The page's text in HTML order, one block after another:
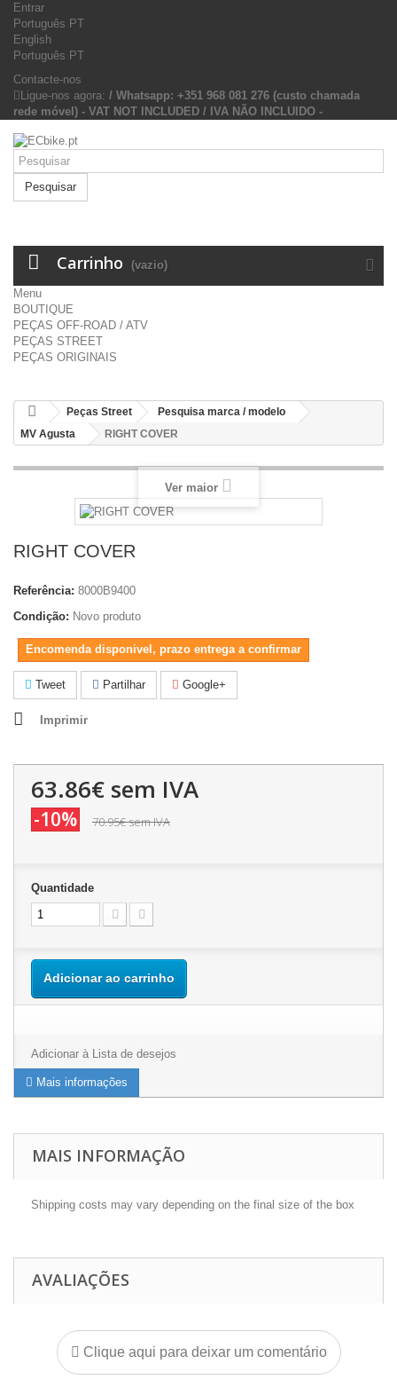
Entrar
Português PT
English
Português PT
Contacte-nos
Ligue-nos agora: / Whatsapp: +351 968 081 276 (custo chamada
rede móvel) - VAT NOT INCLUDED / IVA NÃO INCLUIDO -
Pesquisar
Carrinho (vazio)
Menu
BOUTIQUE
PEÇAS OFF-ROAD / ATV
PEÇAS STREET
PEÇAS ORIGINAIS
Peças Street
Pesquisa marca / modelo
MV Agusta
RIGHT COVER
Ver maior
RIGHT COVER
Referência: 8000B9400
Condição: Novo produto
Encomenda disponivel, prazo entrega a confirmar
Tweet Partilhar Google+
Imprimir
63.86€ sem IVA
-10% 70.95€sem IVA
Quantidade
Adicionar ao carrinho
Adicionar à Lista de desejos
Mais informações
MAIS INFORMAÇÃO
Shipping costs may vary depending on the final size of the box
AVALIAÇÕES
Clique aqui para deixar um comentário